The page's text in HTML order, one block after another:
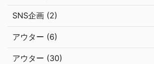
SNS企画 (2)
アウター (6)
アウター (30)